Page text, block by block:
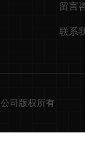
留言
联系
司版权所有